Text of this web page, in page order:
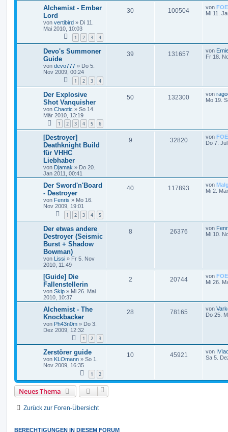
Alchemist - Ember
Lord
von vertibird » Di 11.
Mai 2010, 10:03
1 2 3 4
30 100504 von FOE
Mi 11.
Devo's Summoner
Guide
von devo777 » Do 5.
Nov 2009, 00:24
1 2 3 4
39 131657 von
Fr 18.
Der Explosive
Shot Vanquisher
von Chaotic » So 14.
Mär 2010, 13:19
1 2 3 4 5 6
50 132300 von
Mo 19.
[Destroyer]
Deathknight Build
für VHHC
Liebhaber
von Djamak » Do 20.
Jan 2011, 00:41
9 32820 von FOE
Do 7.
Der Sword'n'Board
- Destroyer
von Fenris » Mo 16.
Nov 2009, 19:01
1 2 3 4 5
40 117893 von
Mi 2.
Der etwas andere
Destroyer (Seismic
Burst + Shadow
Bowman)
von Lissi » Fr 5. Nov
2010, 11:49
8 26376 von
Mi 10.
[Guide] Die
Fallenstellerin
von Skip » Mi 26. Mai
2010, 10:37
2 20744 von FOE
Mi 26.
Alchemist - The
Knockbacker
von Ph43n0m » Do 3.
Dez 2009, 12:32
1 2 3
28 78165 von
Do 25.
Zerstörer guide
von KLOmann » So 1.
Nov 2009, 16:35
1 2
10 45921 von
Sa 5.
Neues Thema
Zurück zur Foren-Übersicht
BERECHTIGUNGEN IN DIESEM FORUM